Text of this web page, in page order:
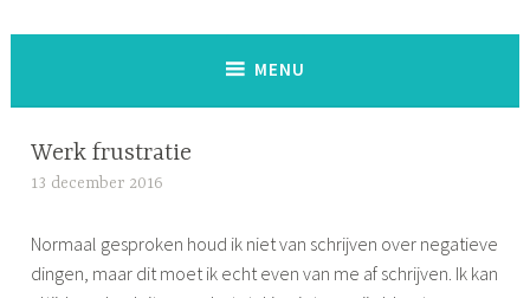
MENU
Werk frustratie
13 december 2016
m
o
Normaal gesproken houd ik niet van schrijven over negatieve
dingen, maar dit moet ik echt even van me af schrijven. Ik kan